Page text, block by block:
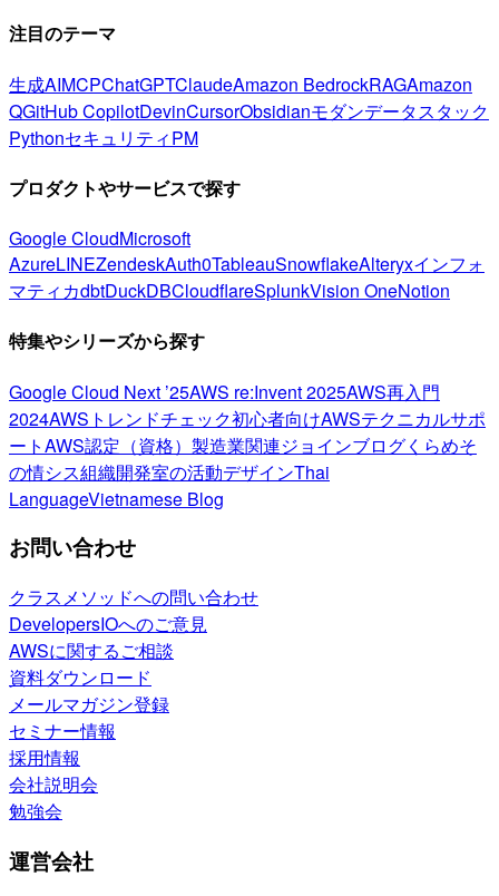
注目のテーマ
生成AIMCPChatGPTClaudeAmazon BedrockRAGAmazon
QGitHub CopilotDevinCursorObsidianモダンデータスタック
PythonセキュリティPM
プロダクトやサービスで探す
Google CloudMicrosoft
AzureLINEZendeskAuth0TableauSnowflakeAlteryxインフォ
マティカdbtDuckDBCloudflareSplunkVision OneNotion
特集やシリーズから探す
Google Cloud Next ’25AWS re:Invent 2025AWS再入門
2024AWSトレンドチェック初心者向けAWSテクニカルサポ
ートAWS認定（資格） 製造業関連ジョインブログくらめそ
の情シス組織開発室の活動デザインThai
LanguageVietnamese Blog
お問い合わせ
クラスメソッドへの問い合わせ
DevelopersIOへのご意見
AWSに関するご相談
資料ダウンロード
メールマガジン登録
セミナー情報
採用情報
会社説明会
勉強会
運営会社